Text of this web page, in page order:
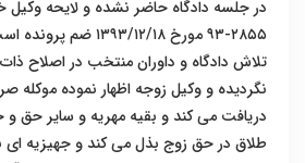
در جلسه دادگاه حاضر نشده و لایحه وکیل
۲۸۵۵-۹۳ مورخ ۱۳۹۳/
تلاش دادگاه و داوران منتخب در اصلاح ذات
نگردیده و وکیل زوجه اظهار نموده موکله
دریافت می کند و بقیه مهریه و سایر حق و
طلاق در حق زوج بذل می کند و جهیزیه ای